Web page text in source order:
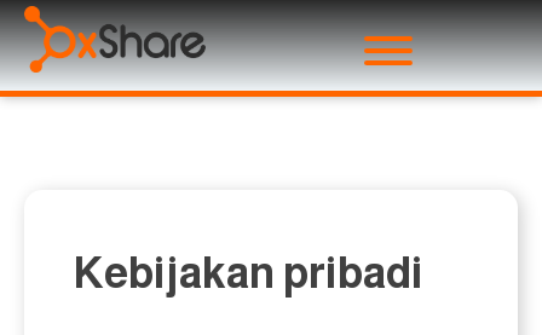
Kebijakan pribadi